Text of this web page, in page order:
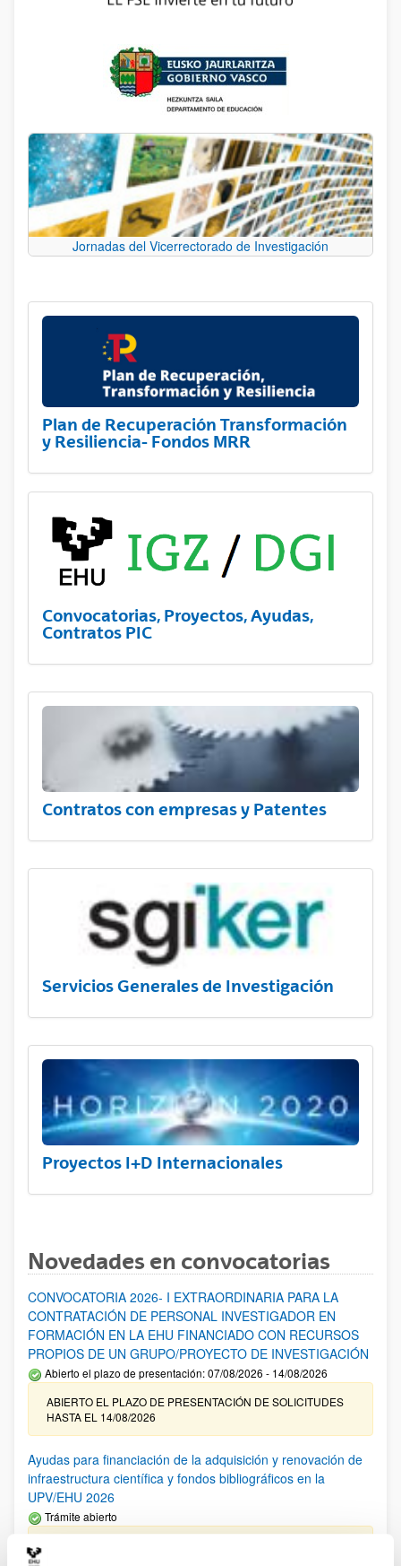
Jornadas del Vicerrectorado de Investigación
Plan de Recuperación Transformación
y Resiliencia- Fondos MRR
Convocatorias, Proyectos, Ayudas,
Contratos PIC
Contratos con empresas y Patentes
Servicios Generales de Investigación
Proyectos I+D Internacionales
Novedades en convocatorias
CONVOCATORIA 2026- I EXTRAORDINARIA PARA LA
CONTRATACIÓN DE PERSONAL INVESTIGADOR EN
FORMACIÓN EN LA EHU FINANCIADO CON RECURSOS
PROPIOS DE UN GRUPO/PROYECTO DE INVESTIGACIÓN
Abierto el plazo de presentación: 07/08/2026 - 14/08/2026
ABIERTO EL PLAZO DE PRESENTACIÓN DE SOLICITUDES
HASTA EL 14/08/2026
Ayudas para financiación de la adquisición y renovación de
infraestructura científica y fondos bibliográficos en la
UPV/EHU 2026
Trámite abierto